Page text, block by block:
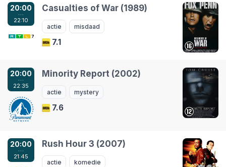
20:00
…
22:10
Casualties of War (1989)
actie misdaad
7.1
20:00
…
22:35
Minority Report (2002)
actie mystery
7.6
20:00
…
21:45
Rush Hour 3 (2007)
actie komedie